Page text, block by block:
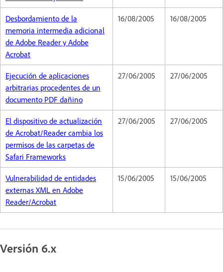
Desbordamiento de la
memoria intermedia adicional
de Adobe Reader y Adobe
Acrobat
16/08/2005 16/08/2005
Ejecución de aplicaciones
arbitrarias procedentes de un
documento PDF dañino
27/06/2005 27/06/2005
El dispositivo de actualización
de Acrobat/Reader cambia los
permisos de las carpetas de
Safari Frameworks
27/06/2005 27/06/2005
Vulnerabilidad de entidades
externas XML en Adobe
Reader/Acrobat
15/06/2005 15/06/2005
Versión 6.x